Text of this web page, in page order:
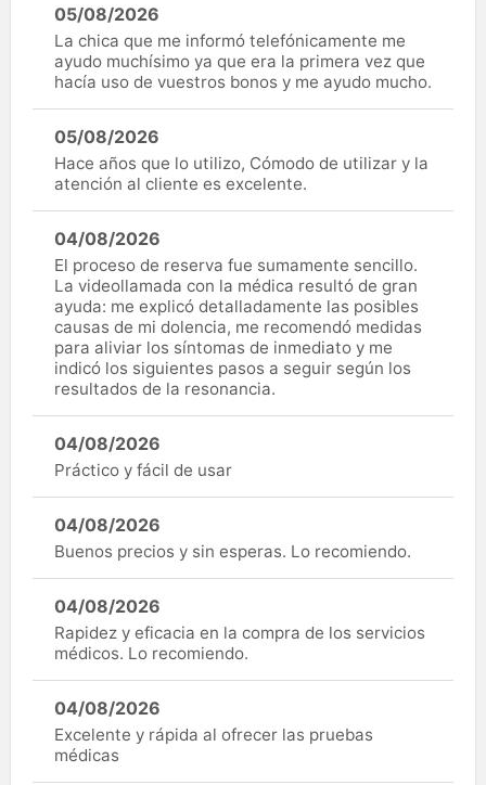
05/08/2026
La chica que me informó telefónicamente me
ayudo muchísimo ya que era la primera vez que
hacía uso de vuestros bonos y me ayudo mucho.
05/08/2026
Hace años que lo utilizo, Cómodo de utilizar y la
atención al cliente es excelente.
04/08/2026
El proceso de reserva fue sumamente sencillo.
La videollamada con la médica resultó de gran
ayuda: me explicó detalladamente las posibles
causas de mi dolencia, me recomendó medidas
para aliviar los síntomas de inmediato y me
indicó los siguientes pasos a seguir según los
resultados de la resonancia.
04/08/2026
Práctico y fácil de usar
04/08/2026
Buenos precios y sin esperas. Lo recomiendo.
04/08/2026
Rapidez y eficacia en la compra de los servicios
médicos. Lo recomiendo.
04/08/2026
Excelente y rápida al ofrecer las pruebas
médicas